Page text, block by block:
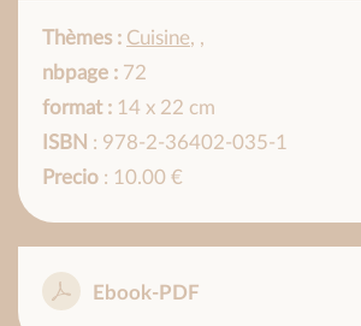
Thèmes : Cuisine, ,
nbpage : 72
format : 14 x 22 cm
ISBN : 978-2-36402-035-1
Precio : 10.00 €
Ebook-PDF